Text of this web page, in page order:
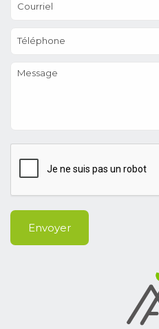
Courriel
Téléphone
Message